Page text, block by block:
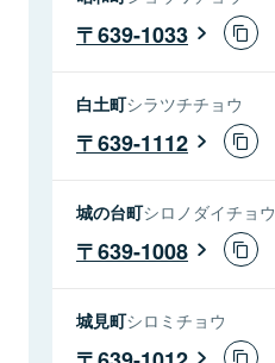
639-1033
白土町シラツチチョウ
639-1112
城の台町シロノダイチョウ
639-1008
城見町シロミチョウ